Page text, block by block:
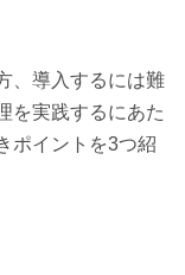
、導入するには難
を実践するにあた
ポイントを3つ紹